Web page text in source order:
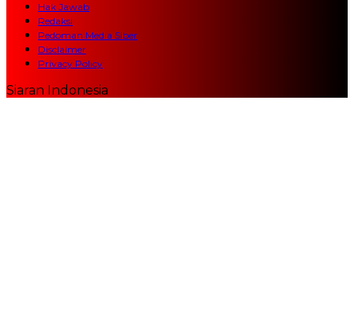
Hak Jawab
Redaksi
Pedoman Media Siber
Disclaimer
Privacy Policy
Siaran Indonesia